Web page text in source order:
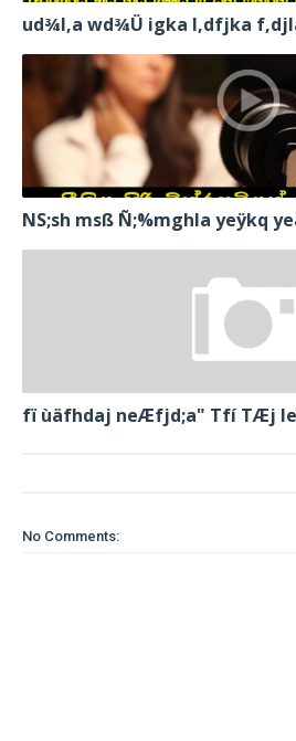
ud¾I,a wd¾Ü igka l,dfjka
NS;sh msß Ñ;%mghla yeÿkq
fï ùäfhdaj neÆfjd;a" Tfí TÆj
No Comments: